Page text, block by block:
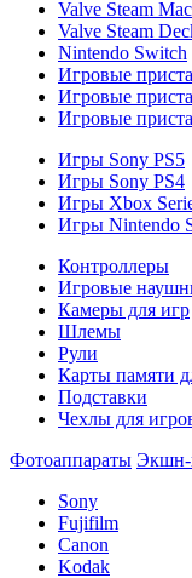
Valve Steam
Valve Steam
Nintendo Switch
Игровые
Игровые
Игровые
Игры Sony PS5
Игры Sony PS4
Игры Xbox
Игры Nintendo
Контроллеры
Игровые
Камеры для игр
Шлемы
Рули
Карты памяти
Подставки
Чехлы для
Фотоаппараты Экшн-
Sony
Fujifilm
Canon
Kodak